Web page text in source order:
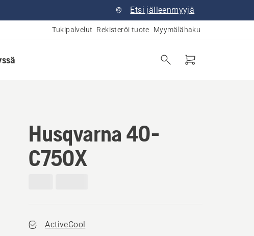
Etsi jälleenmyyjä
Tukipalvelut Rekisteröi tuote Myymälähaku
Husqvarna 40-
C750X
ActiveCool